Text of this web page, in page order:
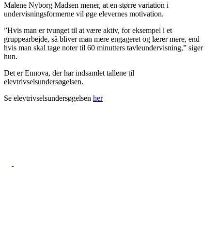
Malene Nyborg Madsen mener, at en større variation i
undervisningsformerne vil øge elevernes motivation.
”Hvis man er tvunget til at være aktiv, for eksempel i et
gruppearbejde, så bliver man mere engageret og lærer mere, end
hvis man skal tage noter til 60 minutters tavleundervisning,” siger
hun.
Det er Ennova, der har indsamlet tallene til
elevtrivselsundersøgelsen.
Se elevtrivselsundersøgelsen her